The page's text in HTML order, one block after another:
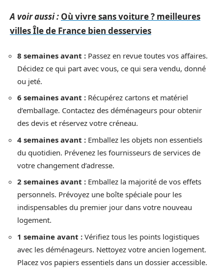
A voir aussi : Où vivre sans voiture ? meilleures
villes Île de France bien desservies
8 semaines avant : Passez en revue toutes vos affaires.
Décidez ce qui part avec vous, ce qui sera vendu, donné
ou jeté.
6 semaines avant : Récupérez cartons et matériel
d’emballage. Contactez des déménageurs pour obtenir
des devis et réservez votre créneau.
4 semaines avant : Emballez les objets non essentiels
du quotidien. Prévenez les fournisseurs de services de
votre changement d’adresse.
2 semaines avant : Emballez la majorité de vos effets
personnels. Prévoyez une boîte spéciale pour les
indispensables du premier jour dans votre nouveau
logement.
1 semaine avant : Vérifiez tous les points logistiques
avec les déménageurs. Nettoyez votre ancien logement.
Placez vos papiers essentiels dans un dossier accessible.